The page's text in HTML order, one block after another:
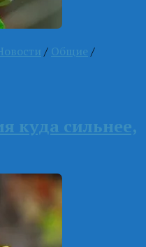
/ Общие /
куда сильнее,